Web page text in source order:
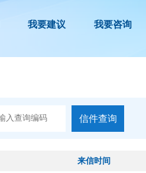
我要建议 我要咨询
信件查询
来信时间